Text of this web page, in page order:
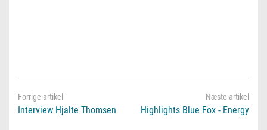
Interview Hjalte Thomsen Highlights Blue Fox - Energy